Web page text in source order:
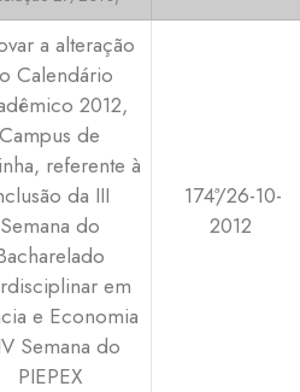
a alteração
Calendário
2012,
Campus de
referente à
da III
Semana do
em
e Economia
Semana do
PIEPEX
174ª/26-10-
2012